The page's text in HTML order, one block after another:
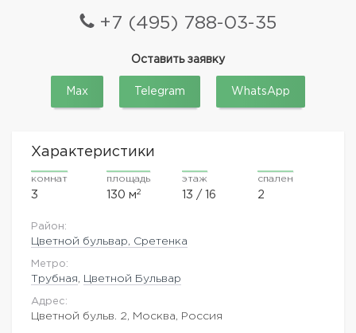
+7 (495) 788-03-35
Оставить заявку
Max Telegram WhatsApp
Характеристики
комнат
3
площадь
130 м2
этаж
13 / 16
спален
2
Район:
Цветной бульвар, Сретенка
Метро:
Трубная Цветной Бульвар
Адрес:
Цветной бульв. 2, Москва, Россия